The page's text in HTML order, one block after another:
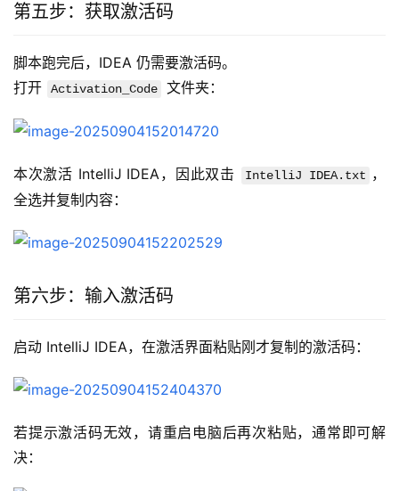
第五步：获取激活码
脚本跑完后，IDEA 仍需要激活码。
打开
Activation_Code 文件夹：
本次激活 IntelliJ IDEA，因此双击 IntelliJ IDEA.txt ，
全选并复制内容：
第六步：输入激活码
启动 IntelliJ IDEA，在激活界面粘贴刚才复制的激活码：
若提示激活码无效，请重启电脑后再次粘贴，通常即可解
决：